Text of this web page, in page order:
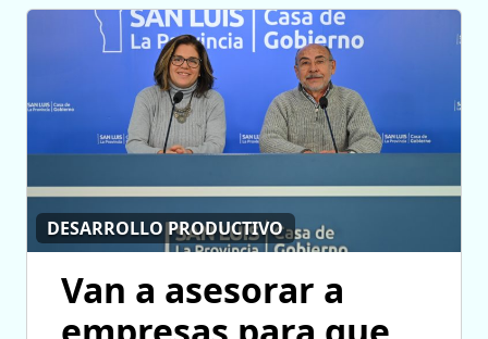
DESARROLLO PRODUCTIVO
Van a asesorar a